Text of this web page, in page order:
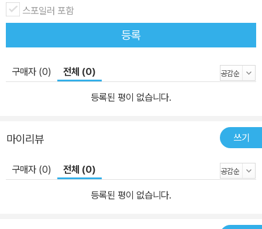
스포일러 포함
등록
구매자 (0) 전체 (0)
등록된 평이 없습니다.
마이리뷰 쓰기
구매자 (0) 전체 (0)
등록된 평이 없습니다.